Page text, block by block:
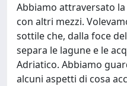
Abbiamo attraversato
con altri mezzi.
sottile che, dalla foce
separa le lagune e le
Adriatico. Abbiamo
alcuni aspetti di cosa